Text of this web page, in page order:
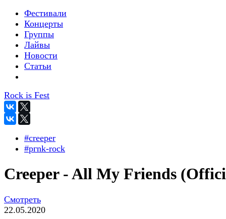
Фестивали
Концерты
Группы
Лайвы
Новости
Статьи
Rock is Fest
#creeper
#pгnk-roсk
Creeper - All My Friends
Смотреть
22.05.2020